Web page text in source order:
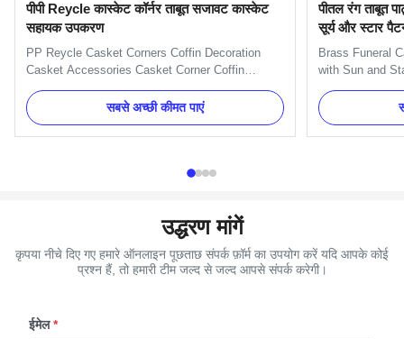
पीपी Reycle कास्केट कॉर्नर ताबूत सजावट कास्केट
सहायक उपकरण
PP Reycle Casket Corners Coffin Decoration
Casket Accessories Casket Corner Coffin
Decoration American Model 15# Casket
Accessories Coffin Decoration 14kg Casket
Accessories Corner Applications: wooden or
metal casket handle and decoration Competitive
सबसे अच्छी कीमत पाएं
पीतल रंग ताबूत
सूर्य और स्टार
Brass Funeral
with Sun and
One set
small casket
(203cm) and
Item Name TX-
उद्धरण मांगें
कृपया नीचे दिए गए हमारे ऑनलाइन पूछताछ संपर्क फ़ॉर्म का उपयोग करें यदि आपके कोई
प्रश्न हैं, तो हमारी टीम जल्द से जल्द आपसे संपर्क करेगी।
ईमेल *